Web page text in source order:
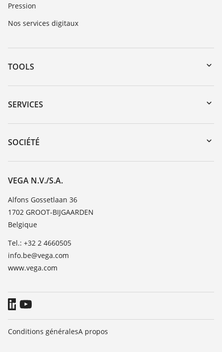
Pression
Nos services digitaux
TOOLS
Téléchargements
Recherche par numéro de série
DTM Collection/PACTware
SERVICES
Retour d'appareil
Formations
Liste de compatibilité chimique
TeamViewer
SOCIÉTÉ
Carrière
À propos de VEGA
Contact
News
Presse
Blog
VEGA N.V./S.A.
Alfons Gossetlaan 36
1702 GROOT-BIJGAARDEN
Belgique
Tel.: +32 2 4660505
info.be@vega.com
www.vega.com
Conditions généralesA propos